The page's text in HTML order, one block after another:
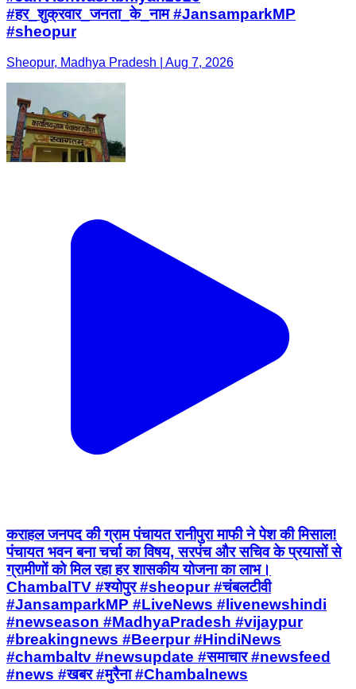
कराहल जनपद की ग्राम पंचायत रानीपुरा माफी ने पेश की मिसाल!
पंचायत भवन बना चर्चा का विषय, सरपंच और सचिव के प्रयासों से
#newseason #MadhyaPradesh #vijaypur
#breakingnews #Beerpur #HindiNews
#chambaltv #newsupdate #समाचार #newsfeed
#news #खबर #मुरैना #Chambalnews
Sheopur, Sheopur | Aug 7, 2026